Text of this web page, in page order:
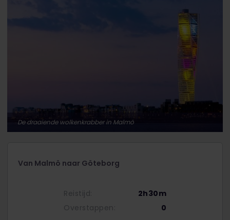
De draaiende wolkenkrabber in Malmö
Van Malmö naar Göteborg
Reistijd:
2h30m
Overstappen:
0